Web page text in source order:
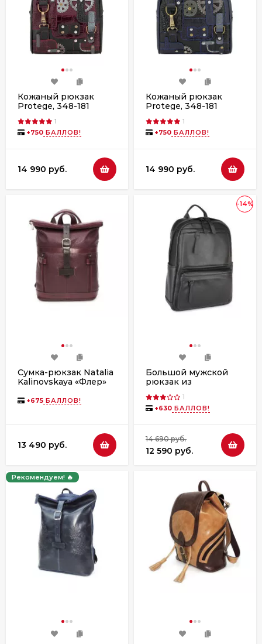
Кожаный рюкзак
Protege, 348-181
чёрный+бордо
флотер
1
+750 БАЛЛОВ!
14 990 руб.
Кожаный рюкзак
Protege, 348-181
1
+750 БАЛЛОВ!
14 990 руб.
Сумка-рюкзак Natalia
Kalinovskaya «Флер»
+675 БАЛЛОВ!
13 490 руб.
-14%
Большой мужской
рюкзак из
Hight Touch 2004-9
чёрный
1
+630 БАЛЛОВ!
14 690 руб.
12 590 руб.
Рекомендуем! 🔥